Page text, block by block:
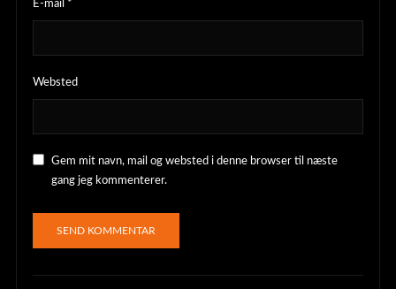
E-mail *
Websted
Gem mit navn, mail og websted i denne browser til næste
gang jeg kommenterer.